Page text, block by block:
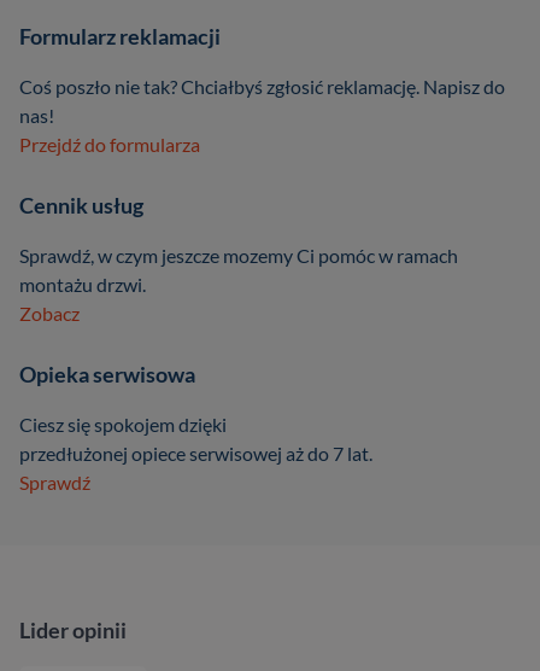
Formularz reklamacji
Coś poszło nie tak? Chciałbyś zgłosić reklamację. Napisz do
nas!
Przejdź do formularza
Cennik usług
Sprawdź, w czym jeszcze mozemy Ci pomóc w ramach
montażu drzwi.
Zobacz
Opieka serwisowa
Ciesz się spokojem dzięki
przedłużonej opiece serwisowej aż do 7 lat.
Sprawdź
Lider opinii